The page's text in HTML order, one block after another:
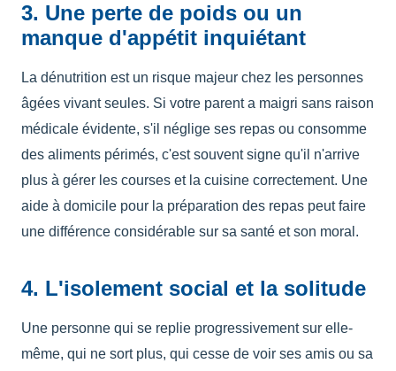
3. Une perte de poids ou un
manque d'appétit inquiétant
La dénutrition est un risque majeur chez les personnes
âgées vivant seules. Si votre parent a maigri sans raison
médicale évidente, s'il néglige ses repas ou consomme
des aliments périmés, c'est souvent signe qu'il n'arrive
plus à gérer les courses et la cuisine correctement. Une
aide à domicile pour la préparation des repas peut faire
une différence considérable sur sa santé et son moral.
4. L'isolement social et la solitude
Une personne qui se replie progressivement sur elle-
même, qui ne sort plus, qui cesse de voir ses amis ou sa